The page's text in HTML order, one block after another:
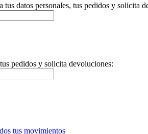
tus datos personales, tus pedidos y solicita
pedidos y solicita devoluciones:
tus movimientos